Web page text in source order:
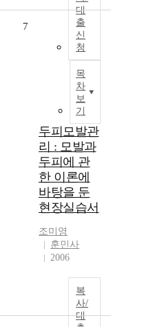
대
출
신
청
목
차
보
기
7
두피모발관
리 : 모발과
두피에 관
한 이론에
바탕을 둔
현장실습서
조미영
훈민사
2006
복
사/
대